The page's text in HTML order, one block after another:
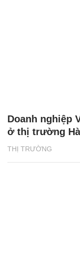
THỊ TRƯỜNG
Doanh nghiệp
ở thị trường